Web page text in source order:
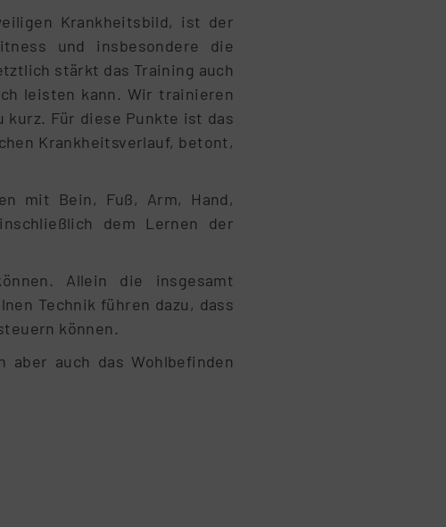
Krankheitsbild, ist der
und insbesondere die
stärkt das Training auch
leisten kann. Wir trainieren
kurz. Für diese Punkte ist das
Krankheitsverlauf, betont,
mit Bein, Fuß, Arm, Hand,
dem Lernen der
Allein die insgesamt
Technik führen dazu, dass
können.
aber auch das Wohlbefinden